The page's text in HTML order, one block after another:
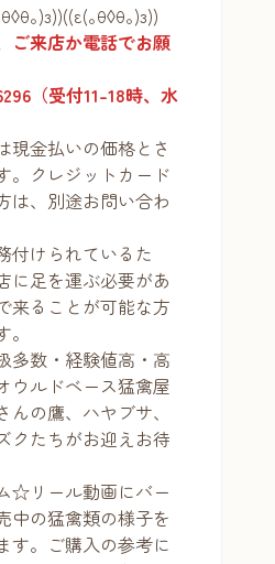
｡)з))((ε(｡θ◊θ｡)з))
ご来店か電話でお願
（受付11-18時、水
金払いの価格とさ
。クレジットカード
は、別途お問い合わ
付けられているた
に足を運ぶ必要があ
来ることが可能な方
多数・経験値高・高
ウルドベース猛禽屋
の鷹、ハヤブサ、
クたちがお迎えお待
☆リール動画にバー
中の猛禽類の様子を
す。ご購入の参考に